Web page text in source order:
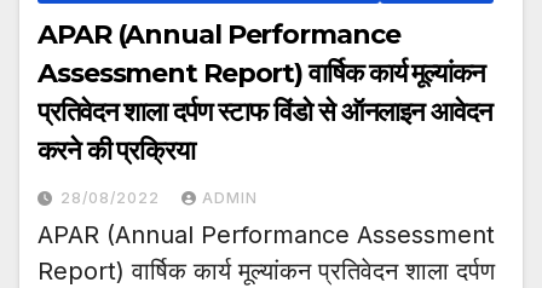
APAR (Annual Performance
Assessment Report) वार्षिक कार्य मूल्यांकन
प्रतिवेदन शाला दर्पण स्टाफ विंडो से ऑनलाइन आवेदन
करने की प्रक्रिया
28/08/2022 ADMIN
APAR (Annual Performance Assessment
Report) वार्षिक कार्य मूल्यांकन प्रतिवेदन शाला दर्पण